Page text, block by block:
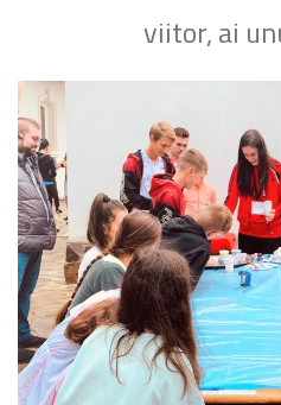
viitor, ai